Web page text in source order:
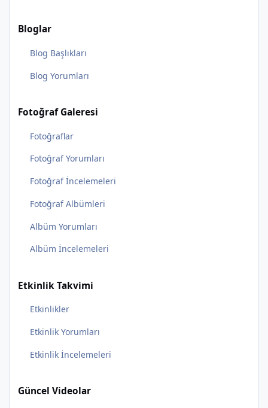
Bloglar
Blog Başlıkları
Blog Yorumları
Fotoğraf Galeresi
Fotoğraflar
Fotoğraf Yorumları
Fotoğraf İncelemeleri
Fotoğraf Albümleri
Albüm Yorumları
Albüm İncelemeleri
Etkinlik Takvimi
Etkinlikler
Etkinlik Yorumları
Etkinlik İncelemeleri
Güncel Videolar